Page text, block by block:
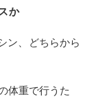
か
ン、どちらから
体重で行うた